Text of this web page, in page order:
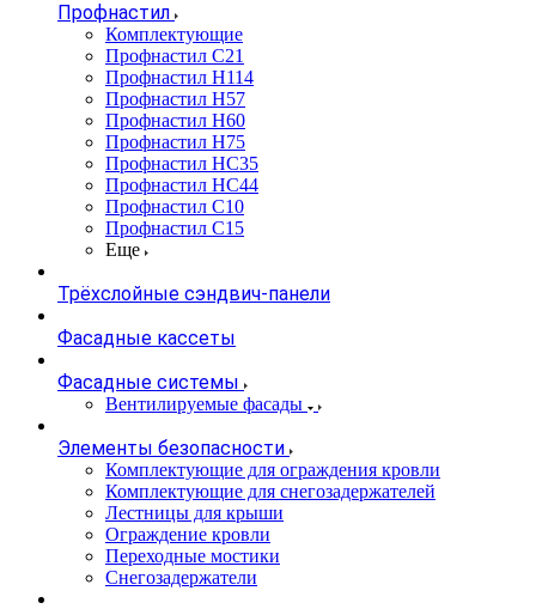
Профнастил
Комплектующие
Профнастил C21
Профнастил Н114
Профнастил Н57
Профнастил Н60
Профнастил Н75
Профнастил НС35
Профнастил НС44
Профнастил С10
Профнастил С15
Еще
Трёхслойные сэндвич-панели
Фасадные кассеты
Фасадные системы
Вентилируемые фасады
Элементы безопасности
Комплектующие для ограждения кровли
Комплектующие для снегозадержателей
Лестницы для крыши
Ограждение кровли
Переходные мостики
Снегозадержатели